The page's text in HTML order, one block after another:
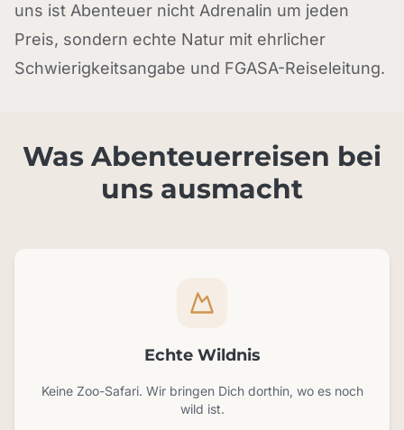
uns ist Abenteuer nicht Adrenalin um jeden
Preis, sondern echte Natur mit ehrlicher
Schwierigkeitsangabe und FGASA-Reiseleitung.
Was Abenteuerreisen bei
uns ausmacht
Echte Wildnis
Keine Zoo-Safari. Wir bringen Dich dorthin, wo es noch
wild ist.